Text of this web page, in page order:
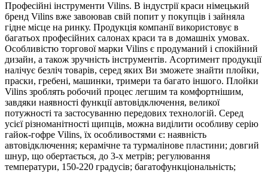
Професійні інструменти Vilins. В індустрії краси німецький
бренд Vilins вже завоював свій попит у покупців і зайняла
гідне місце на ринку. Продукція компанії використовує в
багатьох професійних салонах краси та в домашніх умовах.
Особливістю торгової марки Vilins є продуманий і спокійний
дизайн, а також зручність інструментів. Асортимент продукції
налічує безліч товарів, серед яких Ви зможете знайти плойки,
праски, гребені, машинки, тримери та багато іншого. Плойки
Vilins зроблять робочий процес легшим та комфортнішим,
завдяки наявності функції автовідключення, великої
потужності та застосуванню передових технологій. Серед
усієї різноманітності щипців, можна виділити особливу серію
гайок-гофре Vilins, їх особливостями є: наявність
автовідключення; керамічне та турмалінове пластини; довгий
шнур, що обертається, до 3-х метрів; регулювання
температури, 150-220 градусів; багатофункціональність;